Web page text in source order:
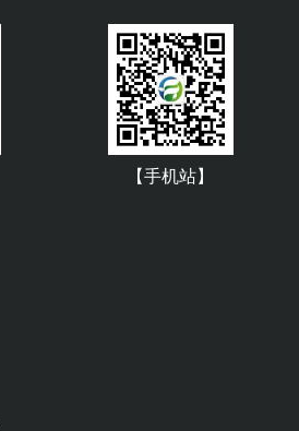
【手机站】